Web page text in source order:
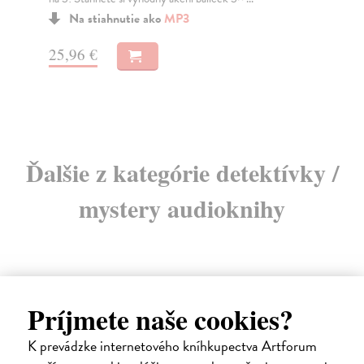
Príjmete naše cookies?
K prevádzke internetového kníhkupectva Artforum
Na stiahnutie ako MP3
17,96 €
Ďalšie z kategórie detektívky /
mystery audioknihy
E-AUDIO